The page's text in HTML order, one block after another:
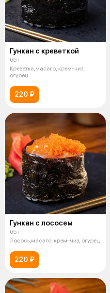
Гункан с креветкой
65 г
Креветка,масаго, крем-чиз,
огурец
220 ₽
Гункан с лососем
65 г
Лосось,масаго, крем-чиз, огурец
220 ₽